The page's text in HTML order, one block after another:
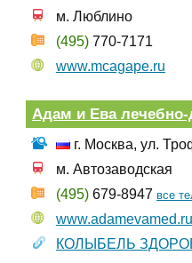
м. Люблино
(495) 770-7171
www.mcagape.ru
Адам и Ева лечебно-
г. Москва, ул.
м. Автозаводская
(495) 679-8947 все
www.adamevamed.ru
КОЛЫБЕЛЬ